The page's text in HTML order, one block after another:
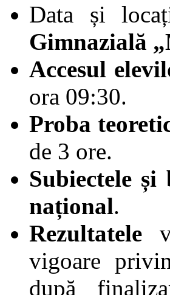
Data și
Gimnazială
Accesul
ora 09:30.
Proba
de 3 ore.
Subiectele
național.
Rezultatele
vigoare
după